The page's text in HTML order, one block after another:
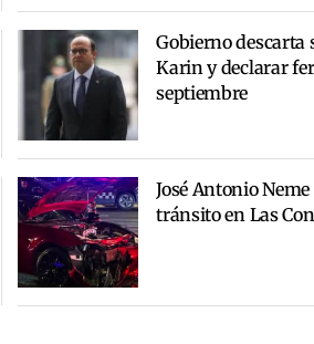
Gobierno descarta
Karin y declarar
septiembre
José Antonio
tránsito en Las